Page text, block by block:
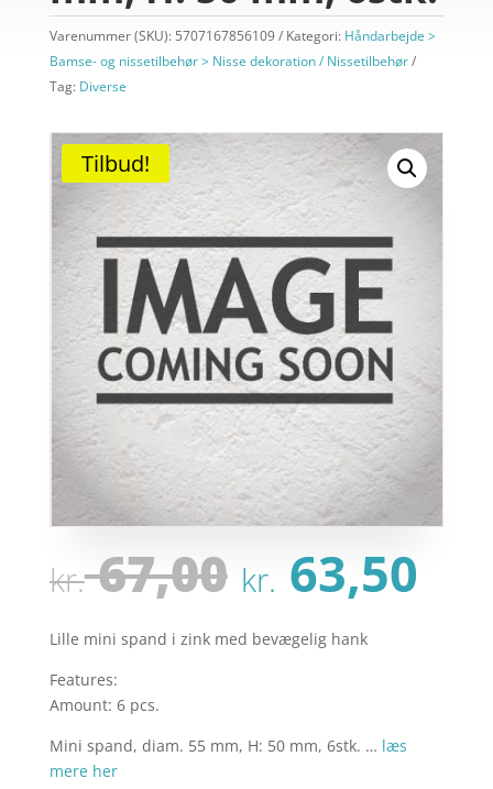
Varenummer (SKU): 5707167856109 Kategori: Håndarbejde >
Bamse- og nissetilbehør > Nisse dekoration / Nissetilbehør
Tag: Diverse
Tilbud!
kr.67,00 Den
pris
var:
kr. 63,50
Lille mini spand i zink med bevægelig hank
Features:
Amount: 6 pcs.
Mini spand, diam. 55 mm, H: 50 mm, 6stk. … læs
mere her